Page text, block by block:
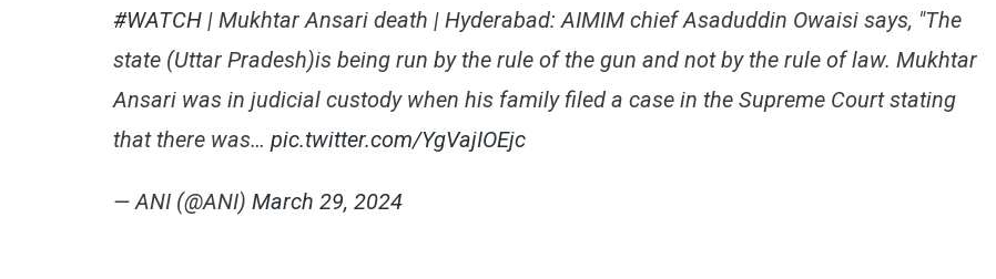
#WATCH | Mukhtar Ansari death | Hyderabad: AIMIM chief Asaduddin Owaisi says, "The
state (Uttar Pradesh)is being run by the rule of the gun and not by the rule of law. Mukhtar
Ansari was in judicial custody when his family filed a case in the Supreme Court stating
that there was… pic.twitter.com/YgVajIOEjc
— ANI (@ANI) March 29, 2024